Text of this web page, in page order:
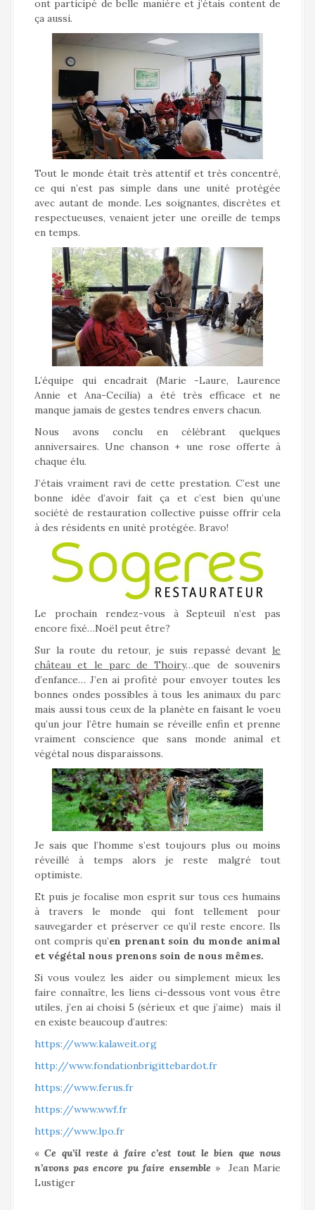
ont participé de belle manière et j’étais content de
ça aussi.
Tout le monde était très attentif et très concentré,
ce qui n’est pas simple dans une unité protégée
avec autant de monde. Les soignantes, discrètes et
respectueuses, venaient jeter une oreille de temps
en temps.
L’équipe qui encadrait (Marie -Laure, Laurence
Annie et Ana-Cecilia) a été très efficace et ne
manque jamais de gestes tendres envers chacun.
Nous avons conclu en célébrant quelques
anniversaires. Une chanson + une rose offerte à
chaque élu.
J’étais vraiment ravi de cette prestation. C’est une
bonne idée d’avoir fait ça et c’est bien qu’une
société de restauration collective puisse offrir cela
à des résidents en unité protégée. Bravo!
Le prochain rendez-vous à Septeuil n’est pas
encore fixé…Noël peut être?
Sur la route du retour, je suis repassé devant le
château et le parc de Thoiry…que de souvenirs
d’enfance… J’en ai profité pour envoyer toutes les
bonnes ondes possibles à tous les animaux du parc
mais aussi tous ceux de la planète en faisant le voeu
qu’un jour l’être humain se réveille enfin et prenne
vraiment conscience que sans monde animal et
végétal nous disparaissons.
Je sais que l’homme s’est toujours plus ou moins
réveillé à temps alors je reste malgré tout
optimiste.
Et puis je focalise mon esprit sur tous ces humains
à travers le monde qui font tellement pour
sauvegarder et préserver ce qu’il reste encore. Ils
ont compris qu’en prenant soin du monde animal
et végétal nous prenons soin de nous mêmes.
Si vous voulez les aider ou simplement mieux les
faire connaître, les liens ci-dessous vont vous être
utiles, j’en ai choisi 5 (sérieux et que j’aime) mais il
en existe beaucoup d’autres:
https://www.kalaweit.org
http://www.fondationbrigittebardot.fr
https://www.ferus.fr
https://www.wwf.fr
https://www.lpo.fr
«Ce qu’il reste à faire c’est tout le bien que nous
n’avons pas encore pu faire ensemble » Jean Marie
Lustiger